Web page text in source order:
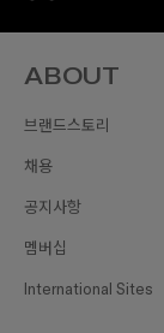
ABOUT
브랜드스토리
채용
공지사항
멤버십
International Sites